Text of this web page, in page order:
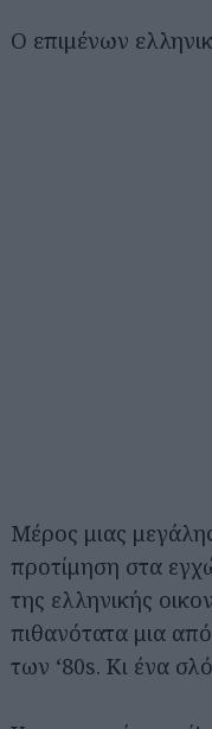
Ο επιμένων
Μέρος μιας
προτίμηση στα
της ελληνικής
πιθανότατα μια από
των ‘80s. Κι ένα